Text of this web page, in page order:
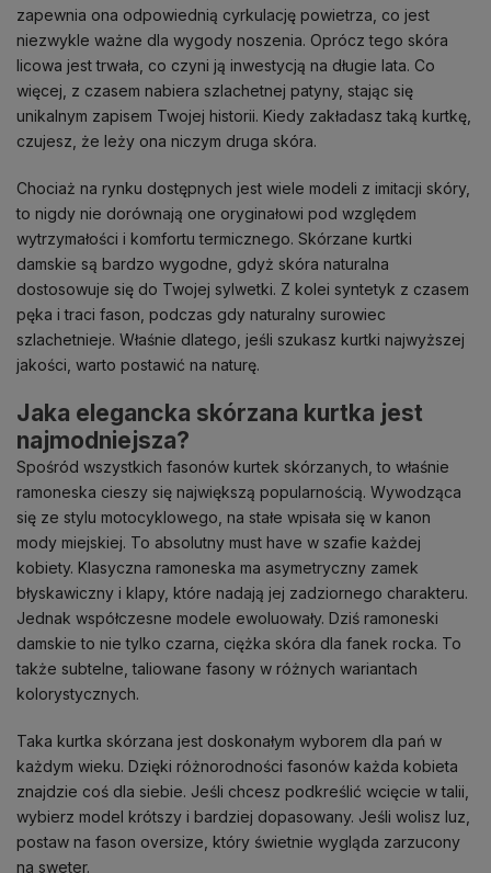
zapewnia ona odpowiednią cyrkulację powietrza, co jest
niezwykle ważne dla wygody noszenia. Oprócz tego skóra
licowa jest trwała, co czyni ją inwestycją na długie lata. Co
więcej, z czasem nabiera szlachetnej patyny, stając się
unikalnym zapisem Twojej historii. Kiedy zakładasz taką kurtkę,
czujesz, że leży ona niczym druga skóra.
Chociaż na rynku dostępnych jest wiele modeli z imitacji skóry,
to nigdy nie dorównają one oryginałowi pod względem
wytrzymałości i komfortu termicznego. Skórzane kurtki
damskie są bardzo wygodne, gdyż skóra naturalna
dostosowuje się do Twojej sylwetki. Z kolei syntetyk z czasem
pęka i traci fason, podczas gdy naturalny surowiec
szlachetnieje. Właśnie dlatego, jeśli szukasz kurtki najwyższej
jakości, warto postawić na naturę.
Jaka elegancka skórzana kurtka jest
najmodniejsza?
Spośród wszystkich fasonów kurtek skórzanych, to właśnie
ramoneska cieszy się największą popularnością. Wywodząca
się ze stylu motocyklowego, na stałe wpisała się w kanon
mody miejskiej. To absolutny must have w szafie każdej
kobiety. Klasyczna ramoneska ma asymetryczny zamek
błyskawiczny i klapy, które nadają jej zadziornego charakteru.
Jednak współczesne modele ewoluowały. Dziś ramoneski
damskie to nie tylko czarna, ciężka skóra dla fanek rocka. To
także subtelne, taliowane fasony w różnych wariantach
kolorystycznych.
Taka kurtka skórzana jest doskonałym wyborem dla pań w
każdym wieku. Dzięki różnorodności fasonów każda kobieta
znajdzie coś dla siebie. Jeśli chcesz podkreślić wcięcie w talii,
wybierz model krótszy i bardziej dopasowany. Jeśli wolisz luz,
postaw na fason oversize, który świetnie wygląda zarzucony
na sweter.